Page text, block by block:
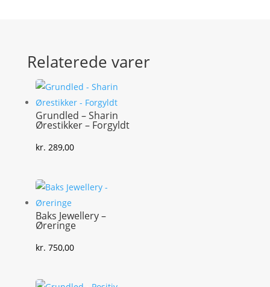
Relaterede varer
Grundled – Sharin
Ørestikker – Forgyldt
kr. 289,00
Baks Jewellery –
Øreringe
kr. 750,00